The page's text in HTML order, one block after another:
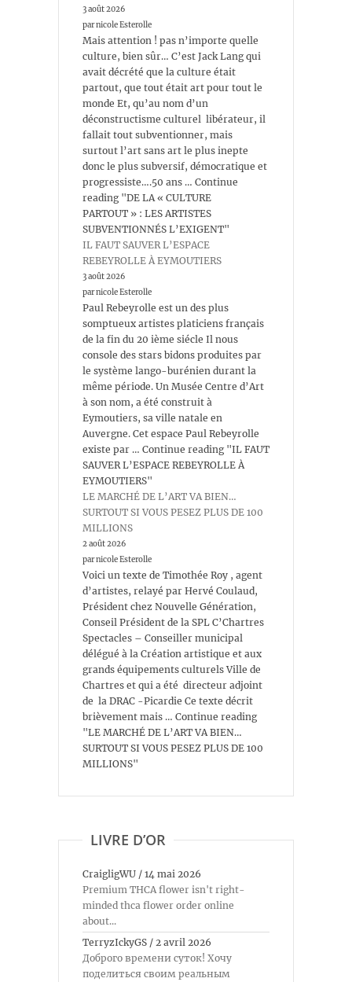
3 août 2026
par nicole Esterolle
Mais attention ! pas n’importe quelle
culture, bien sûr… C’est Jack Lang qui
avait décrété que la culture était
partout, que tout était art pour tout le
monde Et, qu’au nom d’un
déconstructisme culturel libérateur, il
fallait tout subventionner, mais
surtout l’art sans art le plus inepte
donc le plus subversif, démocratique et
progressiste….50 ans … Continue
reading "DE LA « CULTURE
PARTOUT » : LES ARTISTES
SUBVENTIONNÉS L’EXIGENT"
IL FAUT SAUVER L’ESPACE
REBEYROLLE À EYMOUTIERS
3 août 2026
par nicole Esterolle
Paul Rebeyrolle est un des plus
somptueux artistes platiciens français
de la fin du 20 ième siécle Il nous
console des stars bidons produites par
le système lango-burénien durant la
même période. Un Musée Centre d’Art
à son nom, a été construit à
Eymoutiers, sa ville natale en
Auvergne. Cet espace Paul Rebeyrolle
existe par … Continue reading "IL FAUT
SAUVER L’ESPACE REBEYROLLE À
EYMOUTIERS"
LE MARCHÉ DE L’ART VA BIEN…
SURTOUT SI VOUS PESEZ PLUS DE 100
MILLIONS
2 août 2026
par nicole Esterolle
Voici un texte de Timothée Roy , agent
d’artistes, relayé par Hervé Coulaud,
Président chez Nouvelle Génération,
Conseil Président de la SPL C’Chartres
Spectacles – Conseiller municipal
délégué à la Création artistique et aux
grands équipements culturels Ville de
Chartres et qui a été directeur adjoint
de la DRAC -Picardie Ce texte décrit
brièvement mais … Continue reading
"LE MARCHÉ DE L’ART VA BIEN…
SURTOUT SI VOUS PESEZ PLUS DE 100
MILLIONS"
LIVRE D’OR
CraigligWU / 14 mai 2026
Premium THCA flower isn't right-
minded thca flower order online
about...
TerryzIckyGS / 2 avril 2026
Доброго времени суток! Хочу
поделиться своим реальным